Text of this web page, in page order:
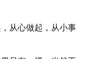
从心做起，从小事